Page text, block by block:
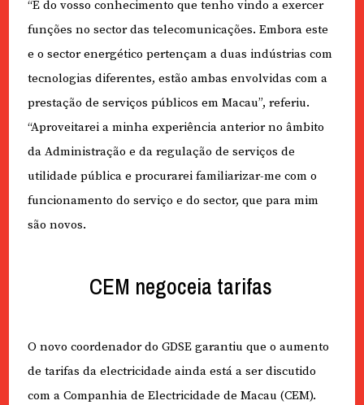
“É do vosso conhecimento que tenho vindo a exercer
funções no sector das telecomunicações. Embora este
e o sector energético pertençam a duas indústrias com
tecnologias diferentes, estão ambas envolvidas com a
prestação de serviços públicos em Macau”, referiu.
“Aproveitarei a minha experiência anterior no âmbito
da Administração e da regulação de serviços de
utilidade pública e procurarei familiarizar-me com o
funcionamento do serviço e do sector, que para mim
são novos.
CEM negoceia tarifas
O novo coordenador do GDSE garantiu que o aumento
de tarifas da electricidade ainda está a ser discutido
com a Companhia de Electricidade de Macau (CEM).